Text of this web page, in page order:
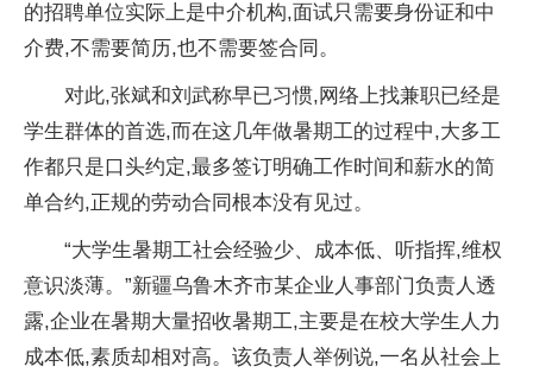
的招聘单位实际上是中介机构,面试只需要身份证和中
介费,不需要简历,也不需要签合同。
对此,张斌和刘武称早已习惯,网络上找兼职已经是
学生群体的首选,而在这几年做暑期工的过程中,大多工
作都只是口头约定,最多签订明确工作时间和薪水的简
单合约,正规的劳动合同根本没有见过。
“大学生暑期工社会经验少、成本低、听指挥,维权
意识淡薄。”新疆乌鲁木齐市某企业人事部门负责人透
露,企业在暑期大量招收暑期工,主要是在校大学生人力
成本低,素质却相对高。该负责人举例说,一名从社会上